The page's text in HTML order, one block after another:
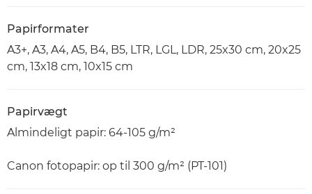
Papirformater
A3+, A3, A4, A5, B4, B5, LTR, LGL, LDR, 25x30 cm, 20x25
cm, 13x18 cm, 10x15 cm
Papirvægt
Almindeligt papir: 64-105 g/m²
Canon fotopapir: op til 300 g/m² (PT-101)